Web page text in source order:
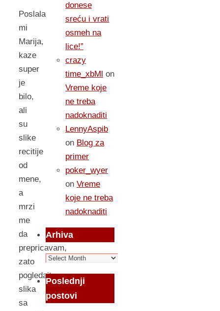
Poslala
mi
Marija,
kaze
super
je
bilo,
ali
su
slike
recitije
od
mene,
a
mrzi
me
da
prepricavam,
zato
pogledajte:
slika
sa
donese
sreću i vrati
osmeh na
lice!”
crazy
time_xbMl on
Vreme koje
ne treba
nadoknaditi
LennyAspib
on Blog za
primer
poker_wyer
on Vreme
koje ne treba
nadoknaditi
Arhiva
Arhiva
Poslednji
postovi